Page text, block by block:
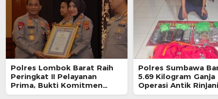
Polres Lombok Barat Raih
Peringkat II Pelayanan
Prima, Bukti Komitmen
Layani Masyarakat
Polres Sumbawa
5.69 Kilogram
Operasi Antik
Seorang Pria